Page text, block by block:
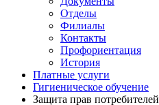
Отделы
Филиалы
Контакты
Профориентация
История
Платные услуги
Гигиеническое обучение
Защита прав потребителей